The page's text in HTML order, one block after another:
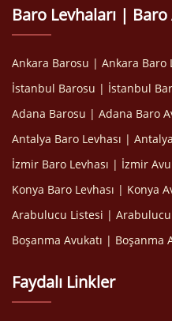
Baro Levhaları |
Ankara Barosu | Ankara Baro
İstanbul Barosu | İstanbul
Adana Barosu | Adana Baro
Antalya Baro Levhası |
İzmir Baro Levhası | İzmir
Konya Baro Levhası | Konya
Arabulucu Listesi |
Boşanma Avukatı | Boşanma
Faydalı Linkler